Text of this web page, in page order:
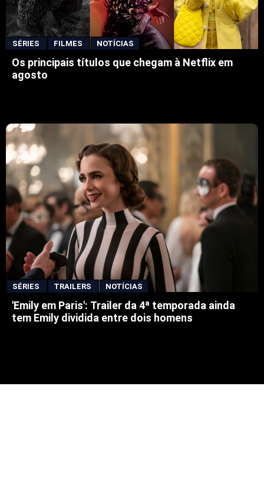
SÉRIES FILMES NOTÍCIAS
Os principais títulos que chegam à Netflix em
agosto
SÉRIES TRAILERS NOTÍCIAS
'Emily em Paris': Trailer da 4ª temporada ainda
tem Emily dividida entre dois homens